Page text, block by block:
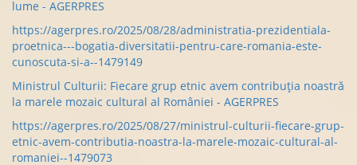
lume - AGERPRES
https://agerpres.ro/2025/08/28/administratia-prezidentiala-
proetnica---bogatia-diversitatii-pentru-care-romania-este-
cunoscuta-si-a--1479149
Ministrul Culturii: Fiecare grup etnic avem contribuția noastră
la marele mozaic cultural al României - AGERPRES
https://agerpres.ro/2025/08/27/ministrul-culturii-fiecare-grup-
etnic-avem-contributia-noastra-la-marele-mozaic-cultural-al-
romaniei--1479073